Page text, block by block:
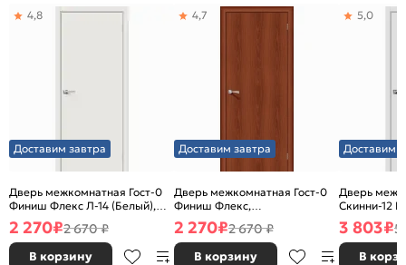
Доставим завтра
Дверь межкомнатная Гост-0
Финиш Флекс Л-14 (Белый),
глухая, каркасно-щитовая
4,8
2 270₽2 670 ₽
В корзину
Доставим завтра
Дверь межкомнатная Гост-0
Финиш Флекс,
Ламинированные Л-11
(ИталОрех), глухая, каркасно-
щитовая
4,7
2 270₽2 670 ₽
В корзину
Доставим
Дверь
Скинни-12
глухая,
5,0
3 803₽5
В